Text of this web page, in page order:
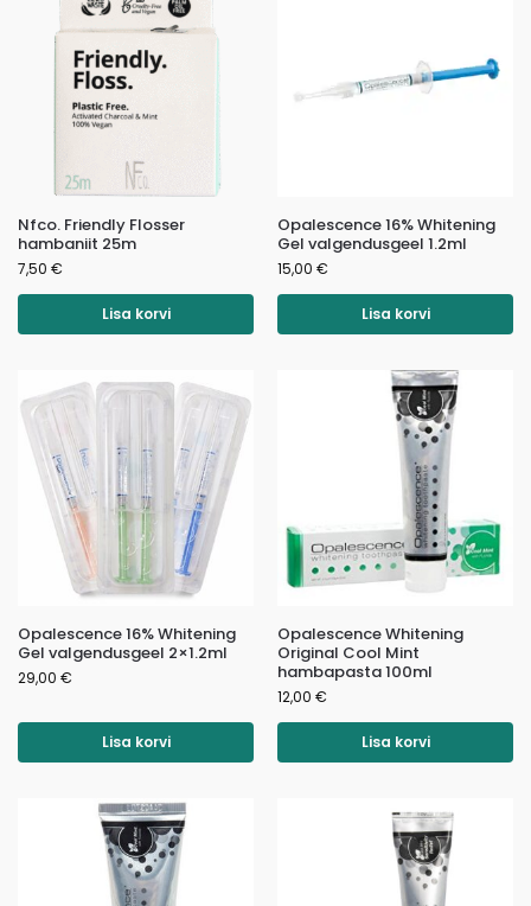
Nfco. Friendly Flosser
hambaniit 25m
7,50 €
Lisa korvi
Opalescence 16% Whitening
Gel valgendusgeel 1.2ml
15,00 €
Lisa korvi
Opalescence 16% Whitening
Gel valgendusgeel 2×1.2ml
29,00 €
Lisa korvi
Opalescence Whitening
Original Cool Mint
hambapasta 100ml
12,00 €
Lisa korvi